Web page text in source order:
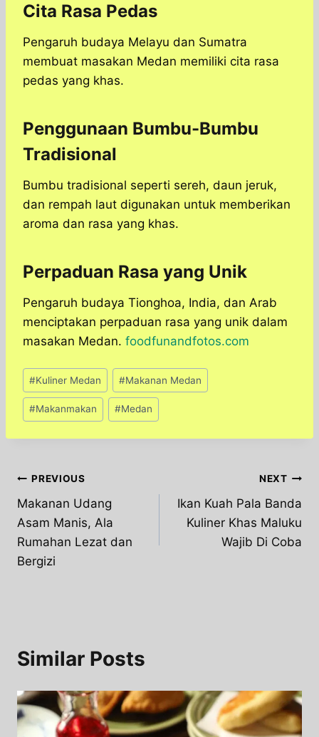
Cita Rasa Pedas
Pengaruh budaya Melayu dan Sumatra
membuat masakan Medan memiliki cita rasa
pedas yang khas.
Penggunaan Bumbu-Bumbu
Tradisional
Bumbu tradisional seperti sereh, daun jeruk,
dan rempah laut digunakan untuk memberikan
aroma dan rasa yang khas.
Perpaduan Rasa yang Unik
Pengaruh budaya Tionghoa, India, dan Arab
menciptakan perpaduan rasa yang unik dalam
masakan Medan. foodfunandfotos.com
Post
Tags:
#Kuliner Medan #Makanan Medan
#Makanmakan #Medan
Post
navigation
PREVIOUS
Makanan Udang
Asam Manis, Ala
Rumahan Lezat dan
Bergizi
NEXT
Ikan Kuah Pala Banda
Kuliner Khas Maluku
Wajib Di Coba
Similar Posts